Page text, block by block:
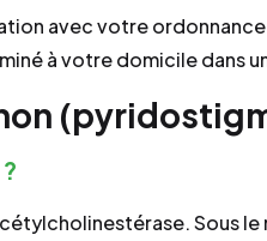
avec votre
à votre domicile dans
Sous